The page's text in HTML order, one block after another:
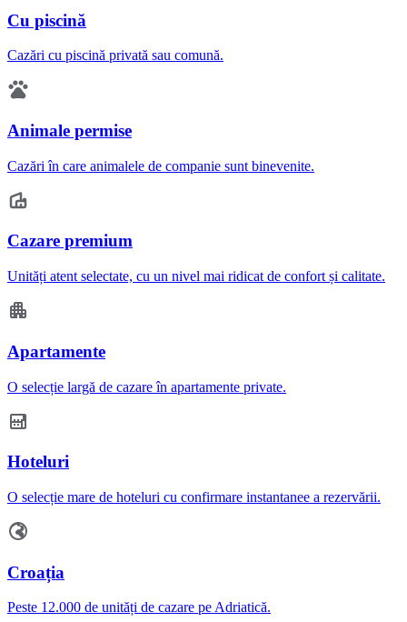
Cu piscină
Cazări cu piscină privată sau comună.
Animale permise
Cazări în care animalele de companie sunt binevenite.
Cazare premium
Unități atent selectate, cu un nivel mai ridicat de confort și calitate.
Apartamente
O selecție largă de cazare în apartamente private.
Hoteluri
O selecție mare de hoteluri cu confirmare instantanee a rezervării.
Croația
Peste 12.000 de unități de cazare pe Adriatică.